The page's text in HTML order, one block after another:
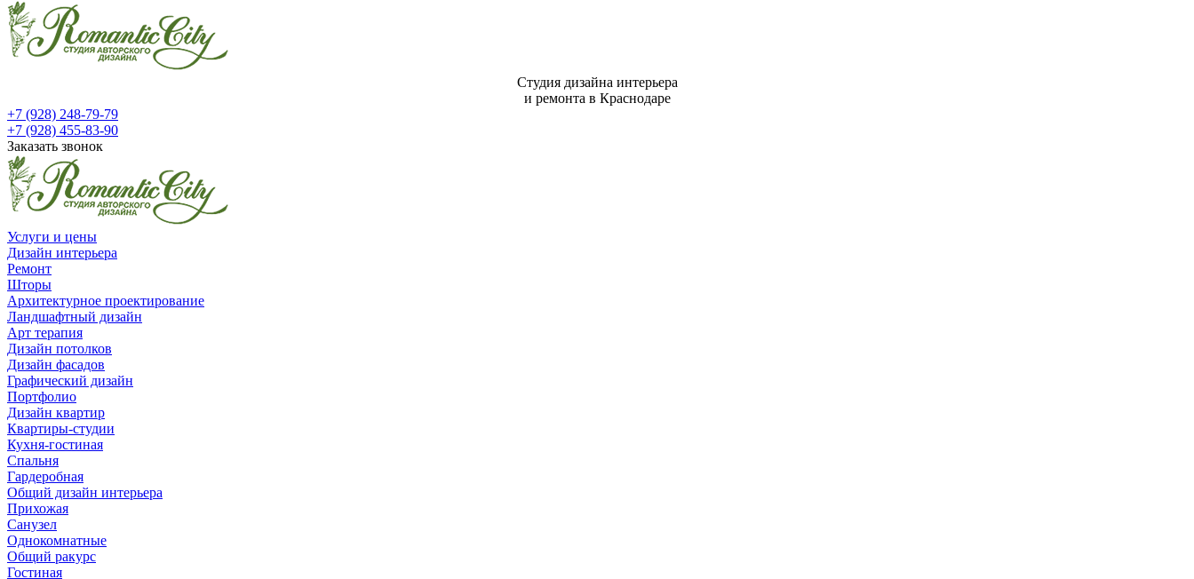
Студия дизайна интерьера
и ремонта в Краснодаре
+7 (928) 248-79-79
+7 (928) 455-83-90
Заказать звонок
Услуги и цены
Дизайн интерьера
Ремонт
Шторы
Архитектурное проектирование
Ландшафтный дизайн
Арт терапия
Дизайн потолков
Дизайн фасадов
Графический дизайн
Портфолио
Дизайн квартир
Квартиры-студии
Кухня-гостиная
Спальня
Гардеробная
Общий дизайн интерьера
Прихожая
Санузел
Однокомнатные
Общий ракурс
Гостиная